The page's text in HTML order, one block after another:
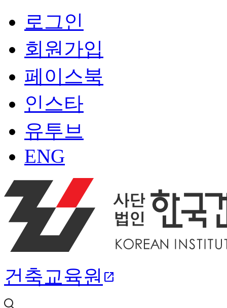
로그인
회원가입
페이스북
인스타
유투브
ENG
건축교육원 open_in_new